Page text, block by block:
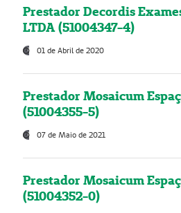
Prestador Decordis
LTDA (51004347-4)
01 de Abril de 2020
Prestador Mosaicum
(51004355-5)
07 de Maio de 2021
Prestador Mosaicum
(51004352-0)